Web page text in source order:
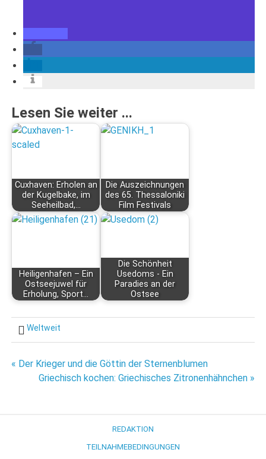
Lesen Sie weiter ...
Cuxhaven: Erholen an
der Kugelbake, im
Seeheilbad,…
Die Auszeichnungen
des 65. Thessaloniki
Film Festivals
Heiligenhafen – Ein
Ostseejuwel für
Erholung, Sport…
Die Schönheit
Usedoms - Ein
Paradies an der
Ostsee
Weltweit
Beitragsnavigation
« Der Krieger und die Göttin der Sternenblumen
Griechisch kochen: Griechisches Zitronenhähnchen »
REDAKTION
TEILNAHMEBEDINGUNGEN